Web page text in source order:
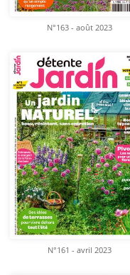
N°163 - août 2023
N°161 - avril 2023